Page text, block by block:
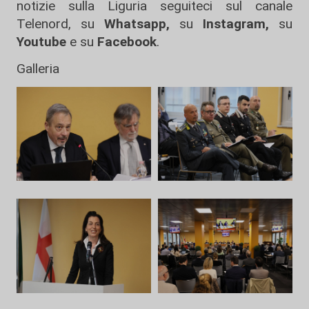
notizie sulla Liguria seguiteci sul canale
Telenord, su
Whatsapp, su Instagram, su
Youtube e su Facebook.
Galleria